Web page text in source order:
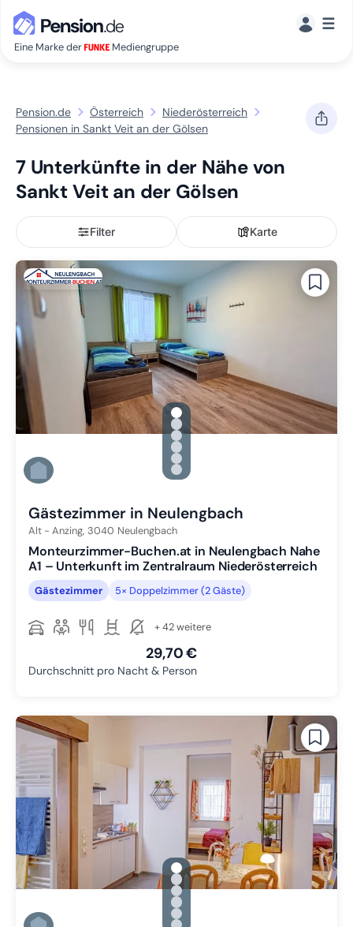
Eine Marke der Mediengruppe
☰
Pension.de Österreich
Niederösterreich
Pensionen in Sankt Veit an der Gölsen
7 Unterkünfte in der Nähe von
Sankt Veit an der Gölsen
Filter Karte
gallery.slide_selector
Zu Slide 1 wechseln
Zu Slide 2 wechseln
Zu Slide 3 wechseln
Zu Slide 4 wechseln
Zu Slide 5 wechseln
Zu Slide 6 wechseln
Gästezimmer in Neulengbach
Alt - Anzing, 3040 Neulengbach
Monteurzimmer-Buchen.at in Neulengbach Nahe
A1 – Unterkunft im Zentralraum Niederösterreich
Gästezimmer 5× Doppelzimmer (2 Gäste)
+ 42 weitere
29,70 €
Durchschnitt pro Nacht & Person
gallery.slide_selector
Zu Slide 1 wechseln
Zu Slide 2 wechseln
Zu Slide 3 wechseln
Zu Slide 4 wechseln